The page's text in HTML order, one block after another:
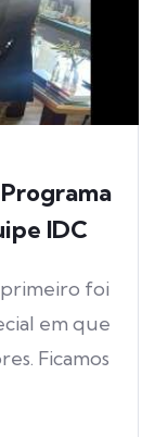
IDC
foi
em que
Ficamos